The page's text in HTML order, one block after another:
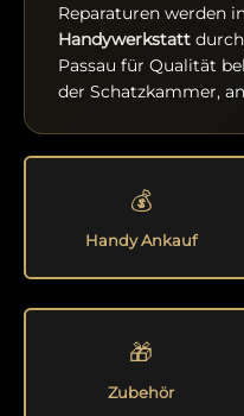
Reparaturen werden
Handywerkstatt
Passau für Qualität
der Schatzkammer,
💰
Handy Ankauf
🎁
Zubehör